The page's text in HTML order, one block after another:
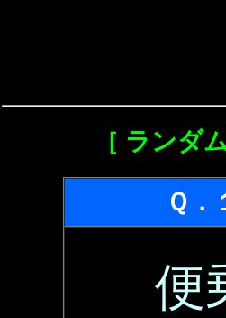
［ ランダ
Ｑ．
便